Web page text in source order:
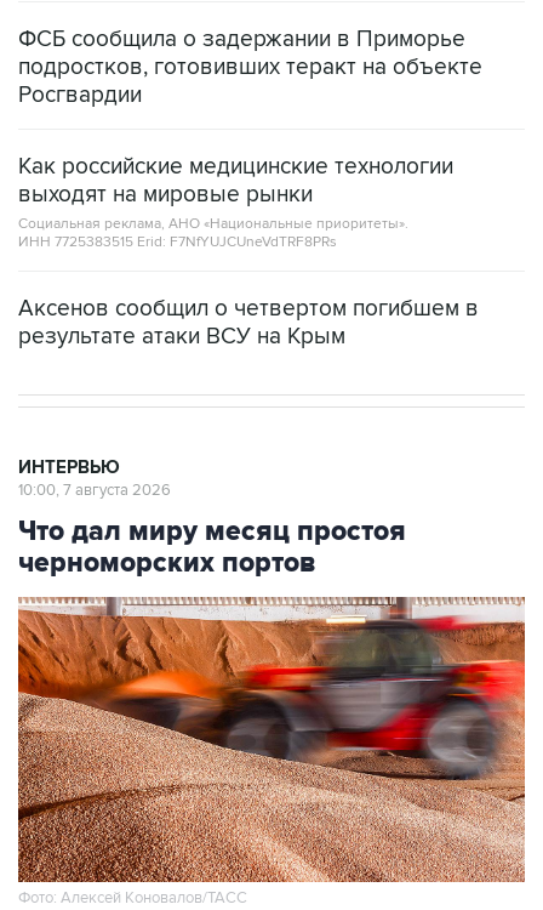
Росгвардии
Как российские медицинские технологии
Социальная реклама, АНО «Национальные приоритеты».
ИНН 7725383515 Erid: F7NfYUJCUneVdTRF8PRs
Что дал миру месяц простоя
черноморских портов
Фото: Алексей Коновалов/ТАСС
Москва. 7 августа. INTERFAX.RU - Из-за